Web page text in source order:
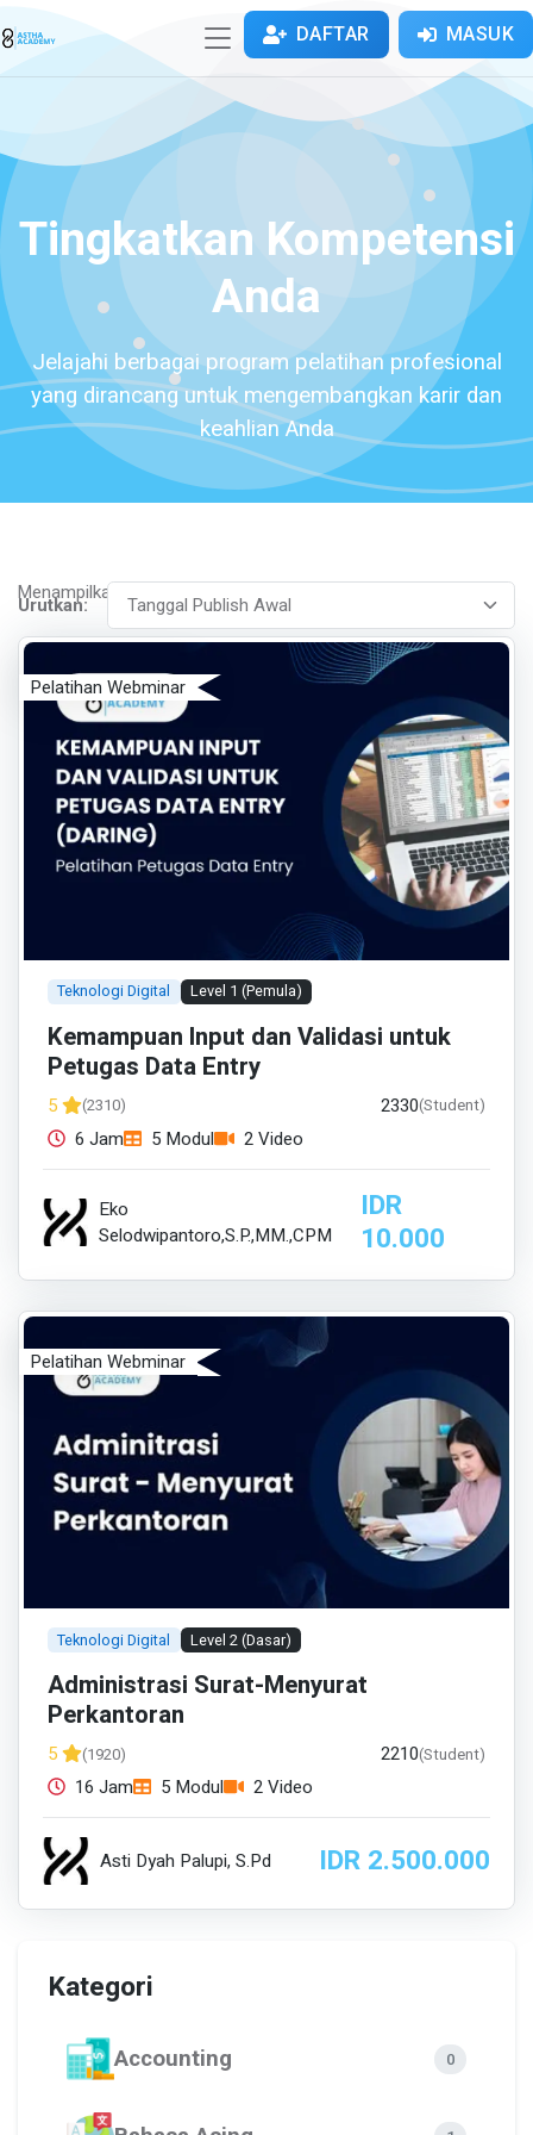
DAFTAR MASUK
Tingkatkan Kompetensi
Anda
Jelajahi berbagai program pelatihan profesional
yang dirancang untuk mengembangkan karir dan
keahlian Anda
Menampilkan 1 - 2 dari 2
Urutkan:
Pelatihan Webminar
Teknologi Digital Level 1 (Pemula)
Kemampuan Input dan Validasi untuk
Petugas Data Entry
5 (2310) 2330(Student)
6 Jam 5 Modul 2 Video
Eko
Selodwipantoro,S.P.,MM.,CPM
IDR
10.000
Pelatihan Webminar
Teknologi Digital Level 2 (Dasar)
Administrasi Surat-Menyurat
Perkantoran
5 (1920) 2210(Student)
16 Jam 5 Modul 2 Video
Asti Dyah Palupi, S.Pd IDR 2.500.000
Kategori
Accounting 0